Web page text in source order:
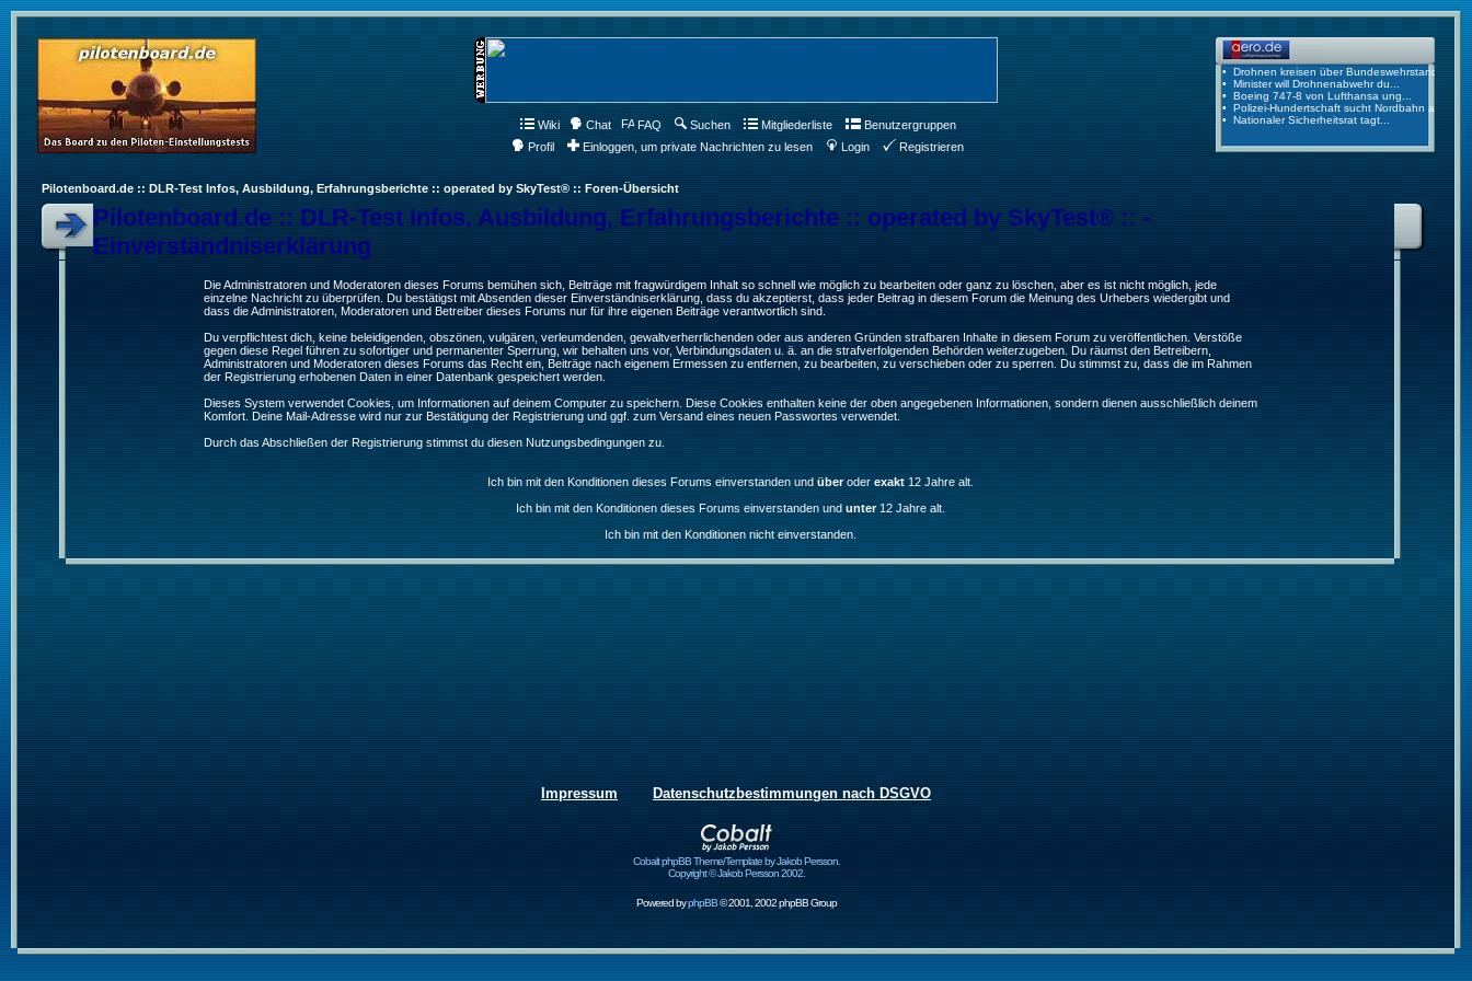
Wiki Chat FAQ Suchen Mitgliederliste
Benutzergruppen
Profil
Einloggen, um private Nachrichten zu lesen Login Registrieren
Pilotenboard.de :: DLR-Test Infos, Ausbildung, Erfahrungsberichte :: operated by SkyTest® :: Foren-Übersicht
Pilotenboard.de :: DLR-Test Infos, Ausbildung, Erfahrungsberichte :: operated by SkyTest® :: -
Einverständniserklärung
Die Administratoren und Moderatoren dieses Forums bemühen sich, Beiträge mit fragwürdigem Inhalt so schnell wie möglich zu bearbeiten oder ganz zu löschen, aber es ist nicht möglich, jede
einzelne Nachricht zu überprüfen. Du bestätigst mit Absenden dieser Einverständniserklärung, dass du akzeptierst, dass jeder Beitrag in diesem Forum die Meinung des Urhebers wiedergibt und
dass die Administratoren, Moderatoren und Betreiber dieses Forums nur für ihre eigenen Beiträge verantwortlich sind.
Du verpflichtest dich, keine beleidigenden, obszönen, vulgären, verleumdenden, gewaltverherrlichenden oder aus anderen Gründen strafbaren Inhalte in diesem Forum zu veröffentlichen. Verstöße
gegen diese Regel führen zu sofortiger und permanenter Sperrung, wir behalten uns vor, Verbindungsdaten u. ä. an die strafverfolgenden Behörden weiterzugeben. Du räumst den Betreibern,
Administratoren und Moderatoren dieses Forums das Recht ein, Beiträge nach eigenem Ermessen zu entfernen, zu bearbeiten, zu verschieben oder zu sperren. Du stimmst zu, dass die im Rahmen
der Registrierung erhobenen Daten in einer Datenbank gespeichert werden.
Dieses System verwendet Cookies, um Informationen auf deinem Computer zu speichern. Diese Cookies enthalten keine der oben angegebenen Informationen, sondern dienen ausschließlich deinem
Komfort. Deine Mail-Adresse wird nur zur Bestätigung der Registrierung und ggf. zum Versand eines neuen Passwortes verwendet.
Durch das Abschließen der Registrierung stimmst du diesen Nutzungsbedingungen zu.
Ich bin mit den Konditionen dieses Forums einverstanden und überoder exakt12 Jahre alt.
Ich bin mit den Konditionen dieses Forums einverstanden und unter12 Jahre alt.
Ich bin mit den Konditionen nicht einverstanden.
Impressum Datenschutzbestimmungen nach DSGVO
Cobalt phpBB Theme/Template by Jakob Persson.
Copyright © Jakob Persson 2002.
Powered byphpBB© 2001, 2002 phpBB Group